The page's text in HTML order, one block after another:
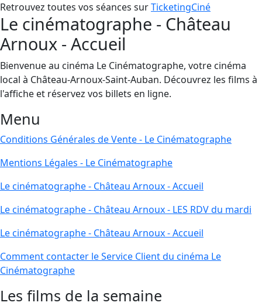
Retrouvez toutes vos séances surTicketingCiné
Le cinématographe - Château
Arnoux - Accueil
Bienvenue au cinéma Le Cinématographe, votre cinéma
local à Château-Arnoux-Saint-Auban. Découvrez les films à
l'affiche et réservez vos billets en ligne.
Menu
Conditions Générales de Vente - Le Cinématographe
Mentions Légales - Le Cinématographe
Le cinématographe - Château Arnoux - Accueil
Le cinématographe - Château Arnoux - LES RDV du mardi
Le cinématographe - Château Arnoux - Accueil
Comment contacter le Service Client du cinéma Le
Cinématographe
Les films de la semaine